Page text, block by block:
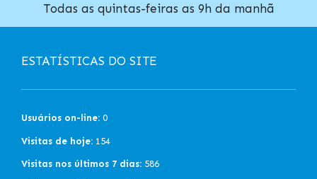
Todas as quintas-feiras as 9h da manhã
ESTATÍSTICAS DO SITE
Usuários on-line: 0
Visitas de hoje: 154
Visitas nos últimos 7 dias: 586